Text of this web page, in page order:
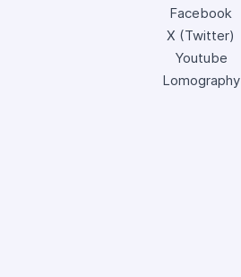
Facebook
X (Twitter)
Youtube
Lomography